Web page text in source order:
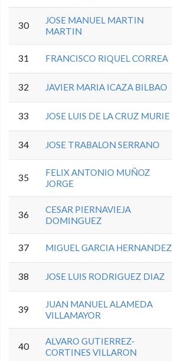
30
JOSE MANUEL MARTIN
MARTIN
31 FRANCISCO RIQUEL CORREA
32 JAVIER MARIA ICAZA BILBAO
33 JOSE LUIS DE LA CRUZ MURIE
34 JOSE TRABALON SERRANO
35
FELIX ANTONIO MUÑOZ
JORGE
36
CESAR PIERNAVIEJA
DOMINGUEZ
37 MIGUEL GARCIA HERNANDEZ
38 JOSE LUIS RODRIGUEZ DIAZ
39
JUAN MANUEL ALAMEDA
VILLAMAYOR
40
ALVARO GUTIERREZ-
CORTINES VILLARON